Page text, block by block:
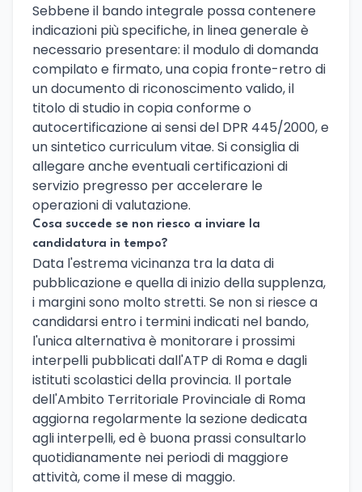
Sebbene il bando integrale possa contenere
indicazioni più specifiche, in linea generale è
necessario presentare: il modulo di domanda
compilato e firmato, una copia fronte-retro di
un documento di riconoscimento valido, il
titolo di studio in copia conforme o
autocertificazione ai sensi del DPR 445/2000, e
un sintetico curriculum vitae. Si consiglia di
allegare anche eventuali certificazioni di
servizio pregresso per accelerare le
operazioni di valutazione.
Cosa succede se non riesco a inviare la
candidatura in tempo?
Data l'estrema vicinanza tra la data di
pubblicazione e quella di inizio della supplenza,
i margini sono molto stretti. Se non si riesce a
candidarsi entro i termini indicati nel bando,
l'unica alternativa è monitorare i prossimi
interpelli pubblicati dall'ATP di Roma e dagli
istituti scolastici della provincia. Il portale
dell'Ambito Territoriale Provinciale di Roma
aggiorna regolarmente la sezione dedicata
agli interpelli, ed è buona prassi consultarlo
quotidianamente nei periodi di maggiore
attività, come il mese di maggio.